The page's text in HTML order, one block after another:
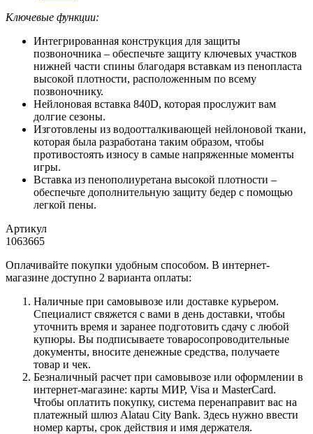
Ключевые функции:
Интегрированная конструкция для защиты
позвоночника – обеспечьте защиту ключевых участков
нижней части спины благодаря вставкам из пенопласта
высокой плотности, расположенным по всему
позвоночнику.
Нейлоновая вставка 840D, которая прослужит вам
долгие сезоны.
Изготовлены из водоотталкивающей нейлоновой ткани,
которая была разработана таким образом, чтобы
противостоять износу в самые напряженные моменты
игры.
Вставка из пенополиуретана высокой плотности –
обеспечьте дополнительную защиту бедер с помощью
легкой пены.
Артикул
1063665
Оплачивайте покупки удобным способом. В интернет-
магазине доступно 2 варианта оплаты:
Наличные при самовывозе или доставке курьером.
Специалист свяжется с вами в день доставки, чтобы
уточнить время и заранее подготовить сдачу с любой
купюры. Вы подписываете товаросопроводительные
документы, вносите денежные средства, получаете
товар и чек.
Безналичный расчет при самовывозе или оформлении в
интернет-магазине: карты МИР, Visa и MasterCard.
Чтобы оплатить покупку, система перенаправит вас на
платежный шлюз Alatau City Bank. Здесь нужно ввести
номер карты, срок действия и имя держателя.